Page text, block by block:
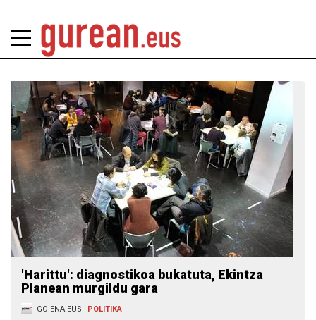
'Harittu': diagnostikoa bukatuta, Ekintza
Planean murgildu gara
GOIENA.EUS POLITIKA